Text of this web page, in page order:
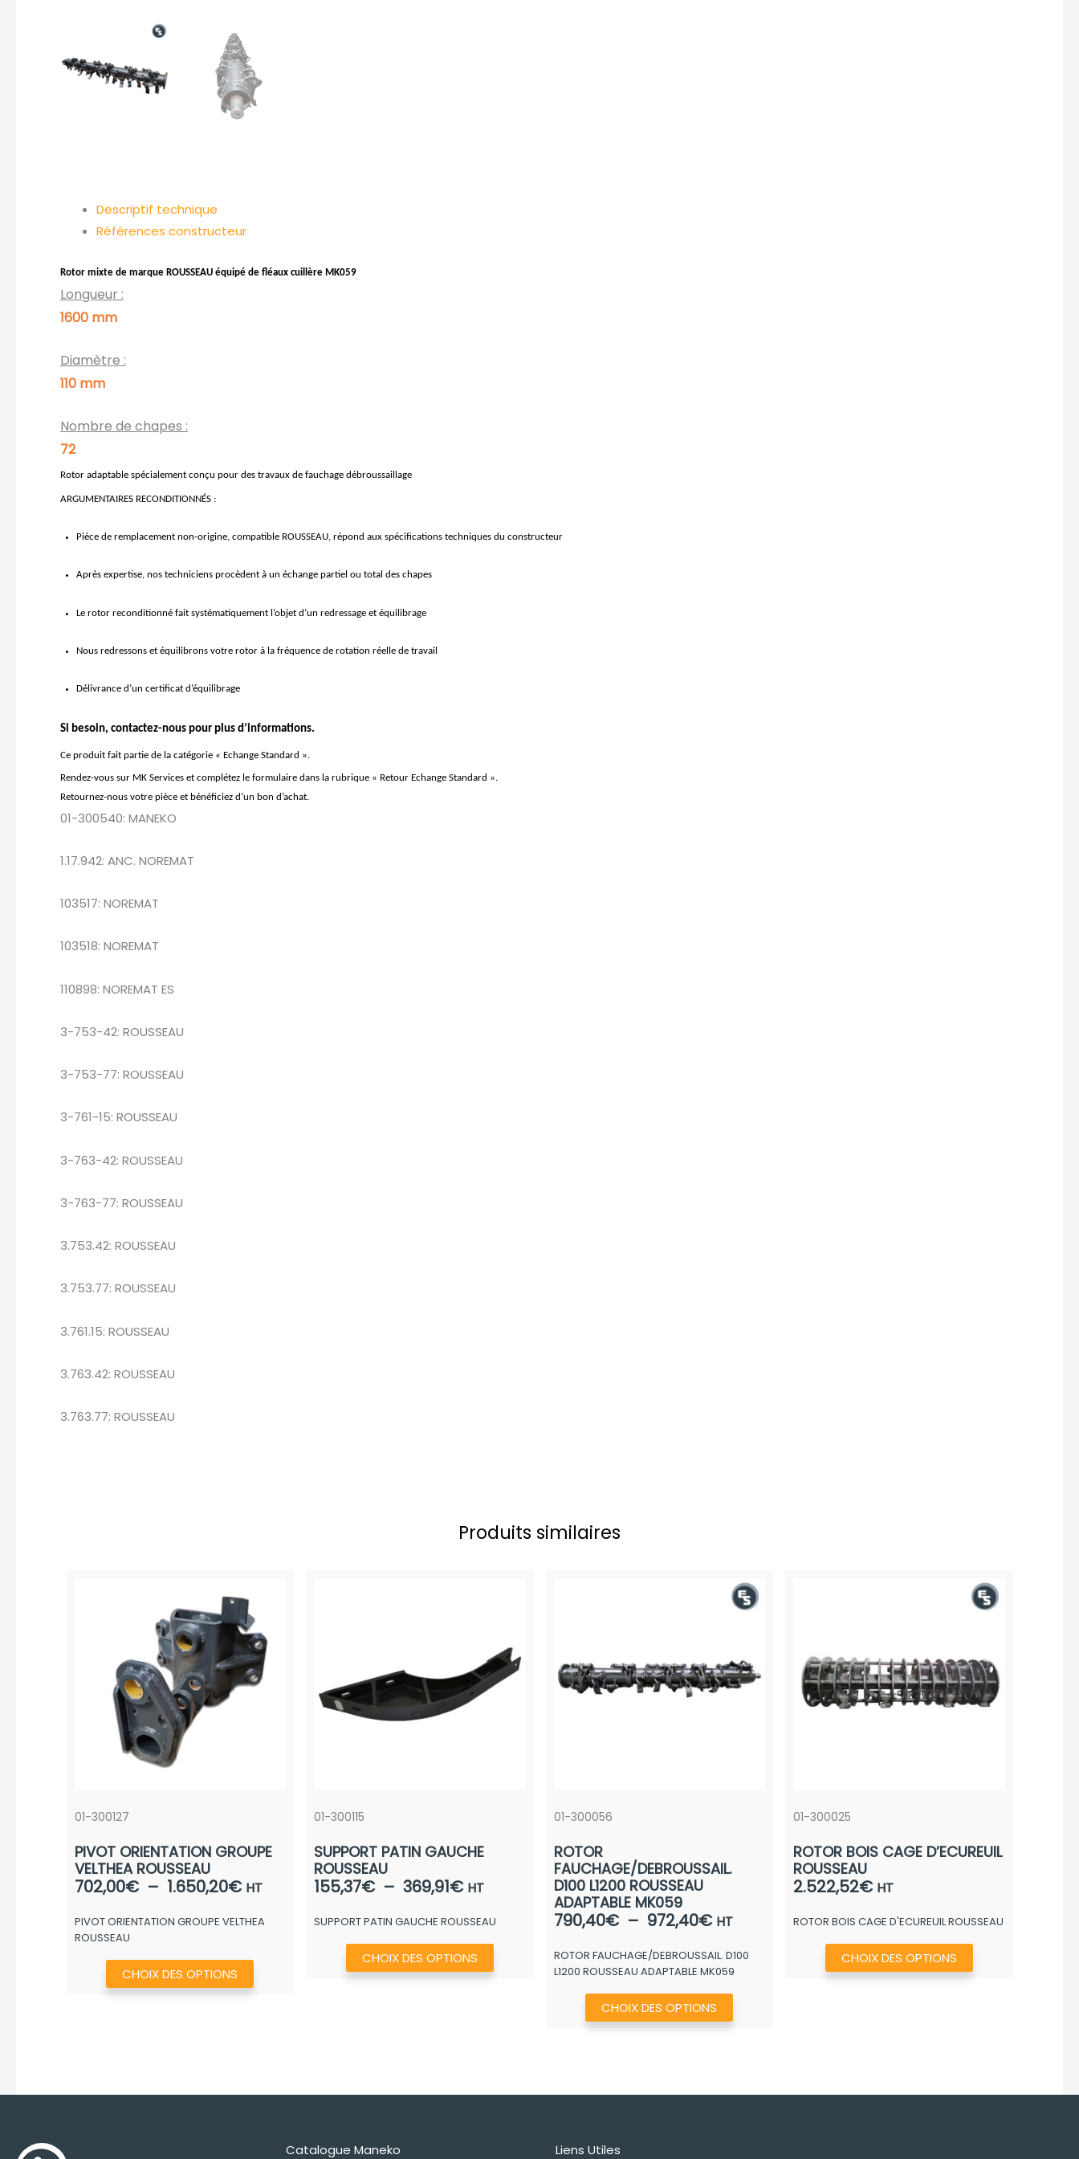
Descriptif technique
Références constructeur
Rotor mixte de marque ROUSSEAU équipé de fléaux cuillère MK059
Longueur :
1600 mm
Diamètre :
110 mm
Nombre de chapes :
72
Rotor adaptable spécialement conçu pour des travaux de fauchage débroussaillage
ARGUMENTAIRES RECONDITIONNÉS :
Pièce de remplacement non-origine, compatible ROUSSEAU, répond aux spécifications techniques du constructeur
Après expertise, nos techniciens procèdent à un échange partiel ou total des chapes
Le rotor reconditionné fait systématiquement l’objet d’un redressage et équilibrage
Nous redressons et équilibrons votre rotor à la fréquence de rotation réelle de travail
Délivrance d’un certificat d’équilibrage
Si besoin, contactez-nous pour plus d’informations.
Ce produit fait partie de la catégorie « Echange Standard ».
Rendez-vous sur MK Services et complétez le formulaire dans la rubrique « Retour Echange Standard ».
Retournez-nous votre pièce et bénéficiez d’un bon d’achat.
01-300540: MANEKO
1.17.942: ANC. NOREMAT
103517: NOREMAT
103518: NOREMAT
110898: NOREMAT ES
3-753-42: ROUSSEAU
3-753-77: ROUSSEAU
3-761-15: ROUSSEAU
3-763-42: ROUSSEAU
3-763-77: ROUSSEAU
3.753.42: ROUSSEAU
3.753.77: ROUSSEAU
3.761.15: ROUSSEAU
3.763.42: ROUSSEAU
3.763.77: ROUSSEAU
Produits similaires
01-300127
PIVOT ORIENTATION GROUPE
VELTHEA ROUSSEAU
702,00€ – 1.650,20€Plage
prix :
à
1.650,20€
HT
PIVOT ORIENTATION GROUPE VELTHEA
ROUSSEAU
CHOIX DES OPTIONS
Ce
produit
options
01-300115
SUPPORT PATIN GAUCHE
ROUSSEAU
155,37€ – 369,91€Plage
prix :
155,37€
à
369,91€
HT
SUPPORT PATIN GAUCHE ROUSSEAU
CHOIX DES OPTIONS
Ce
produit
peuvent
01-300056
ROTOR
FAUCHAGE/DEBROUSSAIL.
D100 L1200 ROUSSEAU
ADAPTABLE MK059
790,40€ – 972,40€Plage
prix :
790,40€
à
972,40€
HT
ROTOR FAUCHAGE/DEBROUSSAIL. D100
L1200 ROUSSEAU ADAPTABLE MK059
CHOIX DES OPTIONS
Ce
produit
01-300025
ROTOR BOIS CAGE D’ECUREUIL
ROUSSEAU
2.522,52€ HT
ROTOR BOIS CAGE D'ECUREUIL ROUSSEAU
CHOIX DES OPTIONS
Ce
produit
peuvent
Liens Utiles
Catalogue Maneko